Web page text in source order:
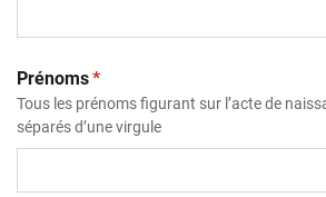
Prénoms(obligatoire)
*
Tous les prénoms figurant sur l’acte de
séparés d’une virgule